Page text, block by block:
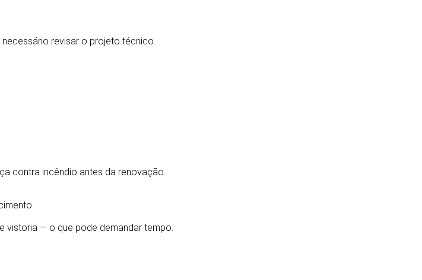
revisar o projeto técnico.
contra incêndio antes da renovação.
vistoria — o que pode demandar tempo.